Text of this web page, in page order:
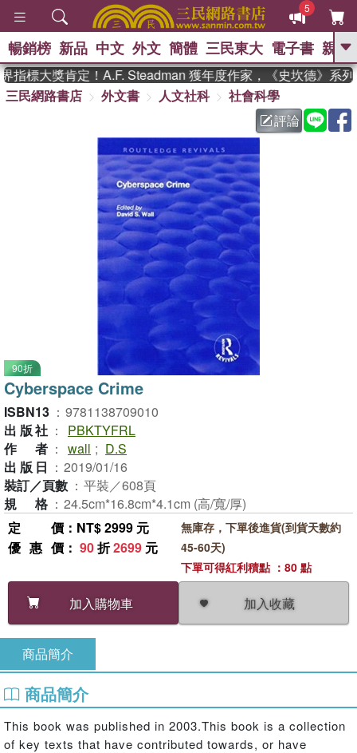
5
GO
熱搜： 東野圭吾 、 高希均教授回憶錄
父親節 、 如果歷
暑期推薦 、 國際布克
獎 臺灣漫遊錄
登輝時代 、 數學女孩：黎曼猜想
偉大的迷走神經
暢銷榜 新品 中文 外文 簡體 三民東大 電子書 親子
標大獎肯定！A.F. Steadman 獲年度作家，《史坎德》系列
三民網路書店
外文書 人文社科
社會科學
評論
90折
Cyberspace Crime
ISBN13 ： 9781138709010
出版社 ：
PBKTYFRL
作者 ： wall ; D.S
出版日 ： 2019/01/16
裝訂／頁數 ： 平裝／608頁
規格 ： 24.5cm*16.8cm*4.1cm (高/寬/厚)
定價 ：NT$ 2999 元
優惠價 ： 90折2699 元
加入購物車 加入收藏
無庫存，下單後進貨(到貨天數約
45-60天)
下單可得紅利積點 ：80 點
商品簡介
商品簡介
This book was published in 2003.This book is a collection
of key texts that have contributed towards, or have